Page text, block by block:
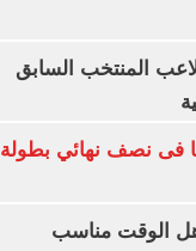
المنتخب السابق
فى نصف نهائي بطولة
الوقت مناسب